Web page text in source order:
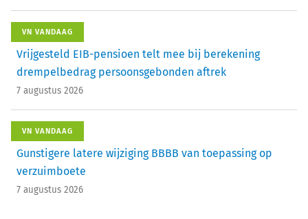
VN VANDAAG
Vrijgesteld EIB-pensioen telt mee bij berekening
drempelbedrag persoonsgebonden aftrek
7 augustus 2026
VN VANDAAG
Gunstigere latere wijziging BBBB van toepassing op
verzuimboete
7 augustus 2026